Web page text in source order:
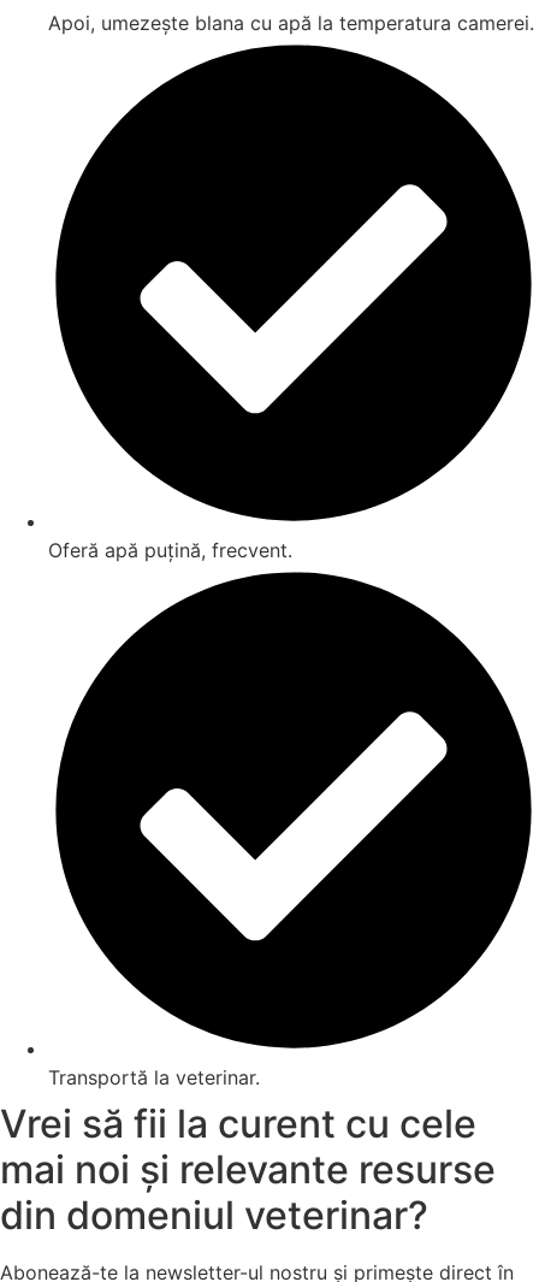
Apoi, umezește blana cu apă la temperatura camerei.
Oferă apă puțină, frecvent.
Transportă la veterinar.
Vrei să fii la curent cu cele
mai noi și relevante resurse
din domeniul veterinar?
Abonează-te la newsletter-ul nostru și primește direct în